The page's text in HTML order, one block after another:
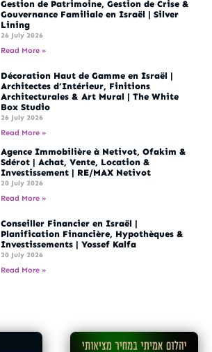
Gestion de Patrimoine, Gestion de Crise &
Gouvernance Familiale en Israël | Silver
Lining
26 July 2026
Read More »
Décoration Haut de Gamme en Israël |
Architectes d’Intérieur, Finitions
Architecturales & Art Mural | The White
Box Studio
26 July 2026
Read More »
Agence Immobilière à Netivot, Ofakim &
Sdérot | Achat, Vente, Location &
Investissement | RE/MAX Netivot
20 July 2026
Read More »
Conseiller Financier en Israël |
Planification Financière, Hypothèques &
Investissements | Yossef Kalfa
20 July 2026
Read More »